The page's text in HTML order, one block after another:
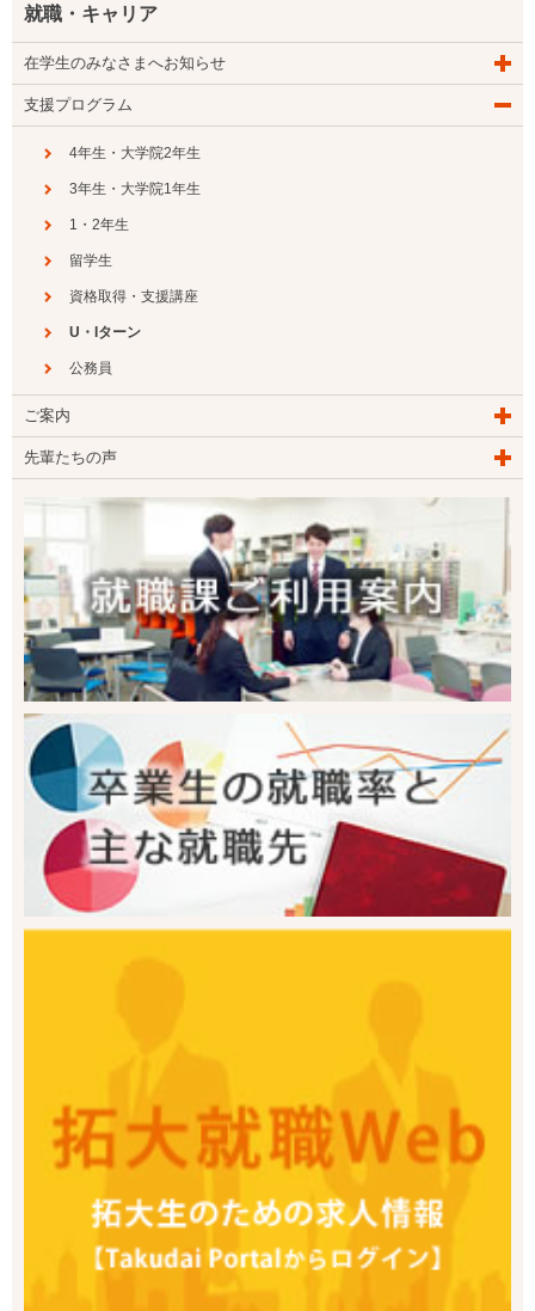
就職・キャリア
在学生のみなさまへお知らせ
支援プログラム
4年生・大学院2年生
3年生・大学院1年生
1・2年生
留学生
資格取得・支援講座
U・Iターン
公務員
ご案内
先輩たちの声